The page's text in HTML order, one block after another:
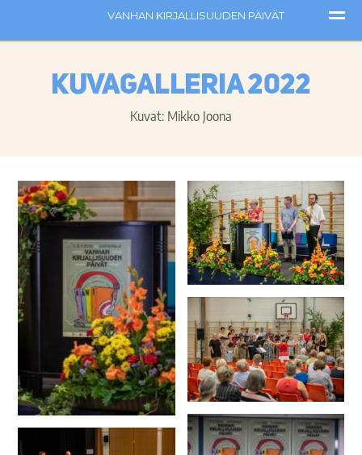
Kuvagalleria 2022
Kuvat: Mikko Joona